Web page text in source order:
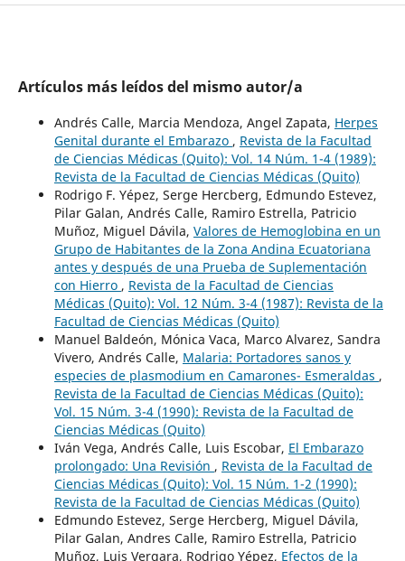
Artículos más leídos del mismo autor/a
Andrés Calle, Marcia Mendoza, Angel Zapata, Herpes
Genital durante el Embarazo , Revista de la Facultad
de Ciencias Médicas (Quito): Vol. 14 Núm. 1-4 (1989):
Revista de la Facultad de Ciencias Médicas (Quito)
Rodrigo F. Yépez, Serge Hercberg, Edmundo Estevez,
Pilar Galan, Andrés Calle, Ramiro Estrella, Patricio
Muñoz, Miguel Dávila, Valores de Hemoglobina en un
Grupo de Habitantes de la Zona Andina Ecuatoriana
antes y después de una Prueba de Suplementación
con Hierro , Revista de la Facultad de Ciencias
Médicas (Quito): Vol. 12 Núm. 3-4 (1987): Revista de la
Facultad de Ciencias Médicas (Quito)
Manuel Baldeón, Mónica Vaca, Marco Alvarez, Sandra
Vivero, Andrés Calle, Malaria: Portadores sanos y
especies de plasmodium en Camarones- Esmeraldas ,
Revista de la Facultad de Ciencias Médicas (Quito):
Vol. 15 Núm. 3-4 (1990): Revista de la Facultad de
Ciencias Médicas (Quito)
Iván Vega, Andrés Calle, Luis Escobar, El Embarazo
prolongado: Una Revisión , Revista de la Facultad de
Ciencias Médicas (Quito): Vol. 15 Núm. 1-2 (1990):
Revista de la Facultad de Ciencias Médicas (Quito)
Edmundo Estevez, Serge Hercberg, Miguel Dávila,
Pilar Galan, Andres Calle, Ramiro Estrella, Patricio
Muñoz, Luis Vergara, Rodrigo Yépez, Efectos de la